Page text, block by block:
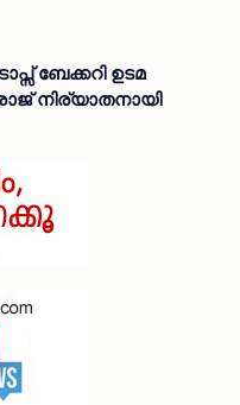
ബേക്കറി ഉടമ
നിര്യാതനായി